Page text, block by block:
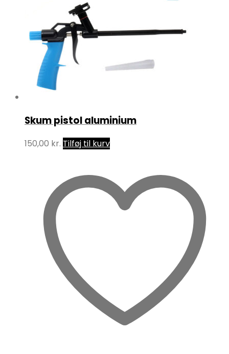
Skum pistol aluminium
150,00 kr. Tilføj til kurv